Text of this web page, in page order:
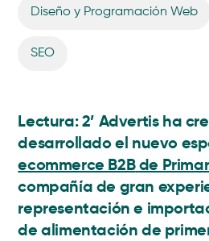
Diseño y Programación Web
SEO
Lectura: 2’ Advertis ha
desarrollado el nuevo
ecommerce B2Bde
compañía de gran
representación e
de alimentación de